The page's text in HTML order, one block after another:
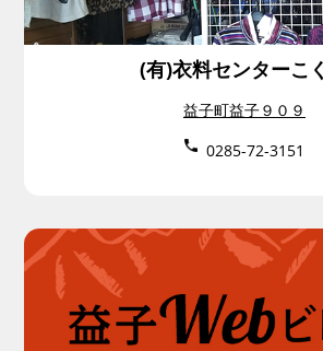
(有)衣料センターこ
益子町益子９０９
0285-72-3151